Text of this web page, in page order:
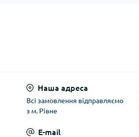
Наша адреса
Всі замовлення відправляємо
з м. Рівне
E-mail